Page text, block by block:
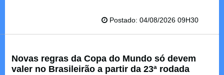
Postado: 04/08/2026 09H30
Novas regras da Copa do Mundo só devem
valer no Brasileirão a partir da 23ª rodada